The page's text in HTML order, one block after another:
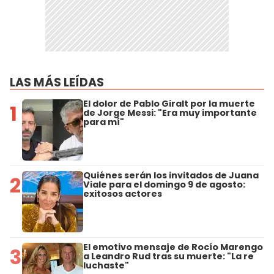
LAS MÁS LEÍDAS
1 El dolor de Pablo Giralt por la muerte
de Jorge Messi: "Era muy importante
para mí"
2 Quiénes serán los invitados de Juana
Viale para el domingo 9 de agosto:
exitosos actores
3 El emotivo mensaje de Rocío Marengo
a Leandro Rud tras su muerte: "La re
luchaste"